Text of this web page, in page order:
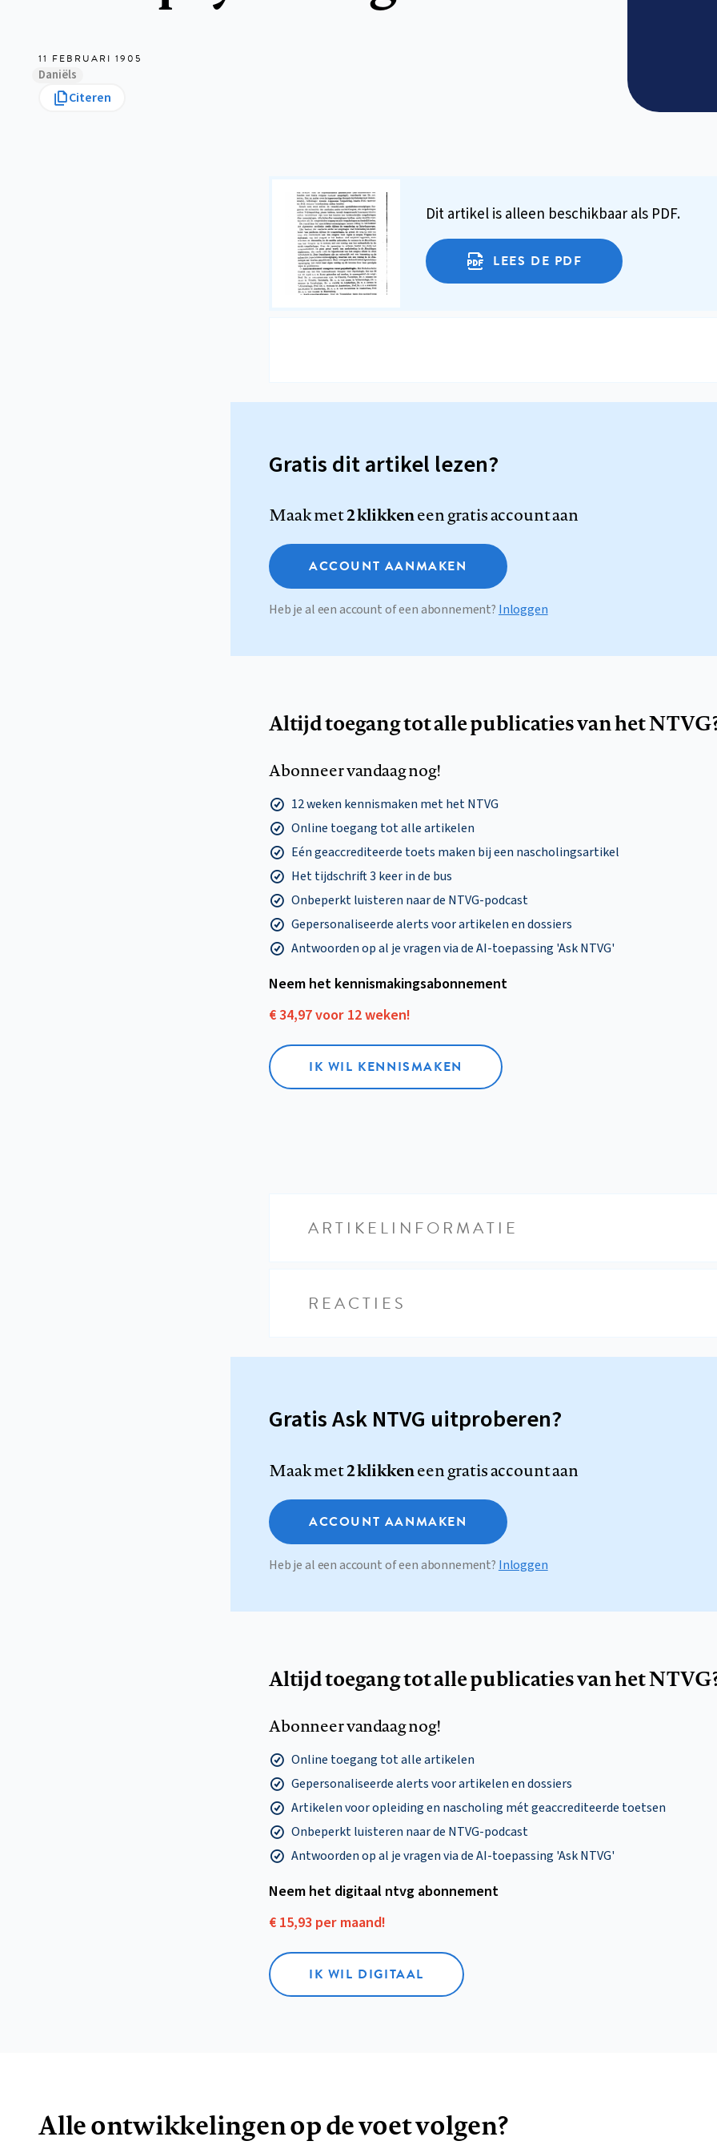
11 FEBRUARI 1905
Daniëls
Citeren
Dit artikel is alleen beschikbaar als PDF.
LEES DE PDF
Gratis dit artikel lezen?
Maak met2 klikkeneen gratis account aan
ACCOUNT AANMAKEN
Heb je al een account of een abonnement? Inloggen
Altijd toegang tot alle publicaties van het
Abonneer vandaag nog!
12 weken kennismaken met het NTVG
Online toegang tot alle artikelen
Eén geaccrediteerde toets maken bij een nascholingsartikel
Het tijdschrift 3 keer in de bus
Onbeperkt luisteren naar de NTVG-podcast
Gepersonaliseerde alerts voor artikelen en dossiers
Antwoorden op al je vragen via de AI-toepassing 'Ask NTVG'
Neem het kennismakings­abonnement
€ 34,97 voor 12 weken!
IK WIL KENNISMAKEN
ARTIKELINFORMATIE
REACTIES
Gratis Ask NTVG uitproberen?
Maak met2 klikkeneen gratis account aan
ACCOUNT AANMAKEN
Heb je al een account of een abonnement? Inloggen
Altijd toegang tot alle publicaties van het
Abonneer vandaag nog!
Online toegang tot alle artikelen
Gepersonaliseerde alerts voor artikelen en dossiers
Artikelen voor opleiding en nascholing mét geaccrediteerde toetsen
Onbeperkt luisteren naar de NTVG-podcast
Antwoorden op al je vragen via de AI-toepassing 'Ask NTVG'
Neem het digitaal ntvg abonnement
€ 15,93 per maand!
IK WIL DIGITAAL
Alle ontwikkelingen op de voet volgen?